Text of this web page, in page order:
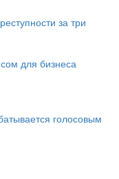
за три
для бизнеса
голосовым